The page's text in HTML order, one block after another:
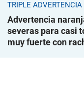
TRIPLE
Advertencia
severas para casi
muy fuerte con